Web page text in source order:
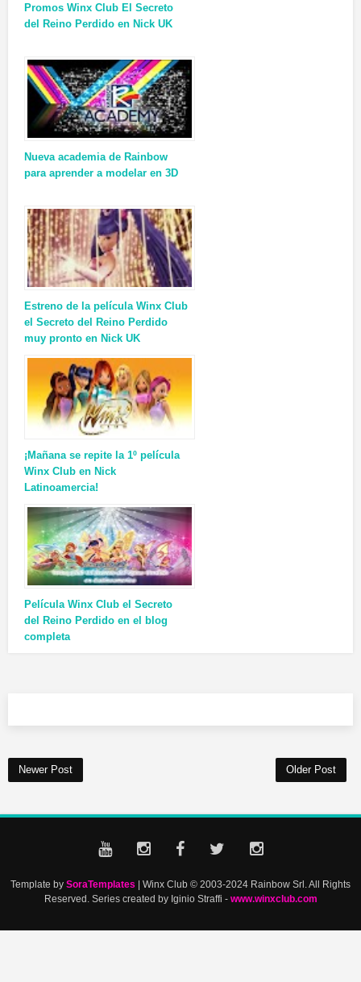
Promos Winx Club El Secreto
del Reino Perdido en Nick UK
Nueva academia de Rainbow
para aprender a modelar en 3D
Estreno de la película Winx Club
el Secreto del Reino Perdido
muy pronto en Nick UK
¡Mañana se repite la 1º película
Winx Club en Nick
Latinoamercia!
Película Winx Club el Secreto
del Reino Perdido en el blog
completa
Newer Post Older Post
Template by SoraTemplates | Winx Club © 2003-2024 Rainbow Srl. All Rights
Reserved. Series created by Iginio Straffi - www.winxclub.com